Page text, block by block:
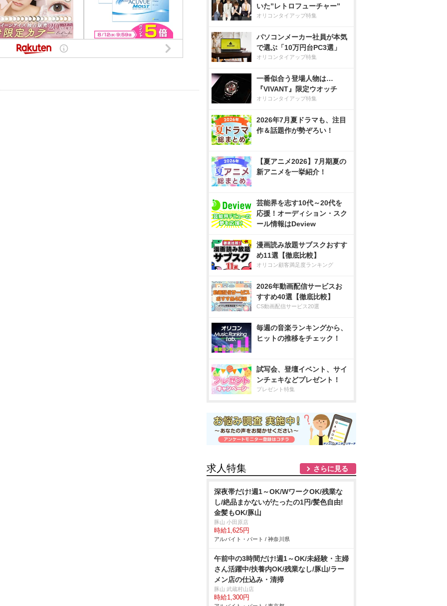
いた”レトロフューチャー”
オリコンタイアップ特集
パソコンメーカー社員が本気
で選ぶ「10万円台PC3選」
オリコンタイアップ特集
一番似合う登場人物は…
『VIVANT』限定ウオッチ
オリコンタイアップ特集
2026年7月夏ドラマも、注目
作＆話題作が勢ぞろい！
【夏アニメ2026】7月期夏の
新アニメを一挙紹介！
芸能界を志す10代～20代を
応援！オーディション・スク
ール情報はDeview
漫画読み放題サブスクおすす
め11選【徹底比較】
オリコン顧客満足度ランキング
2026年動画配信サービスお
すすめ40選【徹底比較】
CS動画配信サービス20選
毎週の音楽ランキングから、
ヒットの推移をチェック！
試写会、登壇イベント、サイ
ンチェキなどプレゼント！
プレゼント特集
求人特集 さらに見る
深夜帯だけ!週1～OK/WワークOK/残業な
し/絶品まかないがたったの1円/髪色自由!
金髪もOK/豚山
豚山 小田原店
時給1,625円
アルバイト・パート / 神奈川県
午前中の3時間だけ!週1～OK/未経験・主婦
さん活躍中/扶養内OK/残業なし/豚山/ラー
メン店の仕込み・清掃
豚山 武蔵村山店
時給1,300円